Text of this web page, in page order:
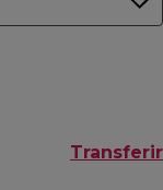
Transferir